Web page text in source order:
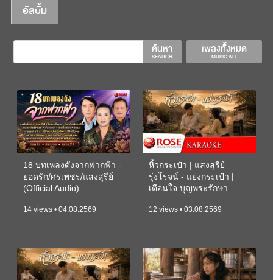
อัลบั้ม
เพลงทั้งหมด
MUSIC ALL
ค้นหา
SEARCH
18 บทเพลงดังจากฟากฟ้า -
ยอดรัก/ศรเพชร/แสงสุรีย์
(Official Audio)
14 views • 04.08.2569
หิ้วกระเป๋า | แสงสุรีย์
รุ่งโรจน์ - แย่งกระเป๋า |
เตือนใจ บุญพระรักษา
12 views • 03.08.2569